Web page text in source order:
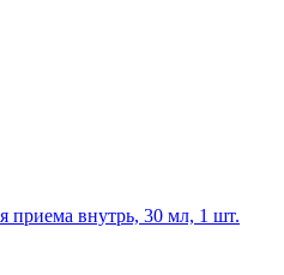
приема внутрь, 30 мл, 1 шт.